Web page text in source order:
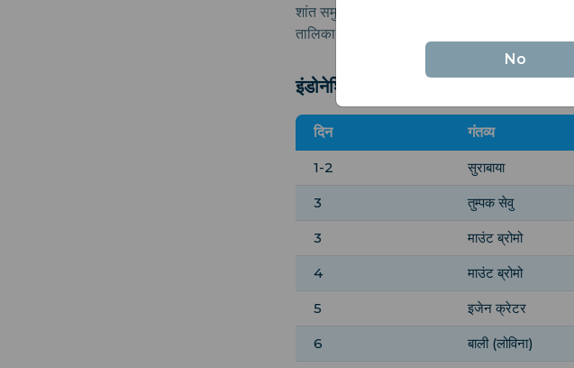
शांत समुद्र तट पर आराम कर रहे हैं, और एक स्पा में
तालिका देखें:
इंडोनेशिया 14-दिवसीय यात्रा तालिका
दिन गंतव्य
1-2 सुराबाया
3 तुम्पक सेवु
3 माउंट ब्रोमो
4 माउंट ब्रोमो
5 इजेन क्रेटर
6 बाली (लोविना)
No